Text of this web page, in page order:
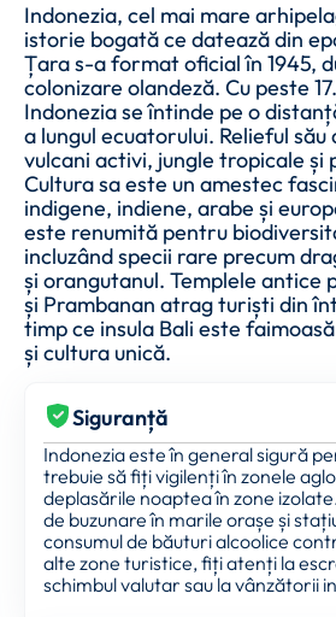
Indonezia, cel mai mare
istorie bogată ce datează din
Țara s-a format oficial în 1945,
colonizare olandeză. Cu peste
Indonezia se întinde pe o
a lungul ecuatorului. Relieful său
vulcani activi, jungle tropicale și
Cultura sa este un amestec
indigene, indiene, arabe și
este renumită pentru
incluzând specii rare precum
și orangutanul. Templele antice
și Prambanan atrag turiști din
timp ce insula Bali este
și cultura unică.
Siguranță
Indonezia este în general sigură
trebuie să fiți vigilenți în zonele
deplasările noaptea în zone
de buzunare în marile orașe și
consumul de băuturi alcoolice
alte zone turistice, fiți atenți la
schimbul valutar sau la vânzătorii